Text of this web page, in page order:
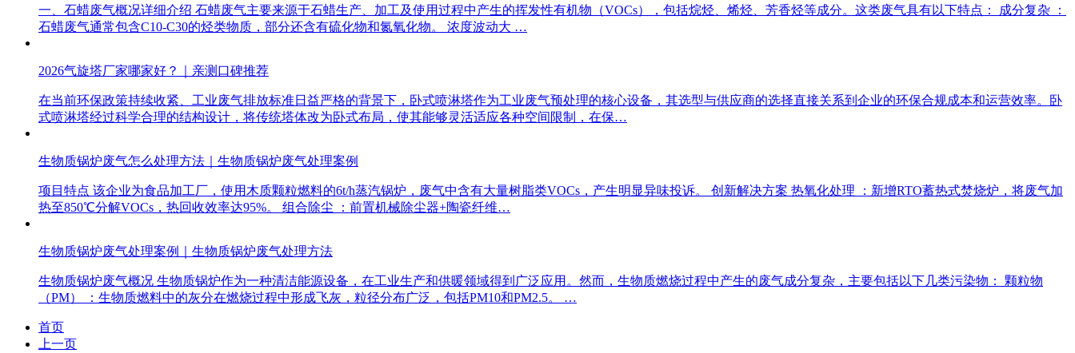
一、石蜡废气概况详细介绍 石蜡废气主要来源于石蜡生产、加工及使用过程中产生的挥发性有机物（VOCs），包括烷烃、烯烃、芳香烃等成分。这类废气具有以下特点： 成分复杂 ：
石蜡废气通常包含C10-C30的烃类物质，部分还含有硫化物和氮氧化物。 浓度波动大 …
2026气旋塔厂家哪家好？｜亲测口碑推荐
在当前环保政策持续收紧、工业废气排放标准日益严格的背景下，卧式喷淋塔作为工业废气预处理的核心设备，其选型与供应商的选择直接关系到企业的环保合规成本和运营效率。卧
式喷淋塔经过科学合理的结构设计，将传统塔体改为卧式布局，使其能够灵活适应各种空间限制，在保…
生物质锅炉废气怎么处理方法｜生物质锅炉废气处理案例
项目特点 该企业为食品加工厂，使用木质颗粒燃料的6t/h蒸汽锅炉，废气中含有大量树脂类VOCs，产生明显异味投诉。 创新解决方案 热氧化处理 ：新增RTO蓄热式焚烧炉，将废气加
热至850℃分解VOCs，热回收效率达95%。 组合除尘 ：前置机械除尘器+陶瓷纤维…
生物质锅炉废气处理案例｜生物质锅炉废气处理方法
生物质锅炉废气概况 生物质锅炉作为一种清洁能源设备，在工业生产和供暖领域得到广泛应用。然而，生物质燃烧过程中产生的废气成分复杂，主要包括以下几类污染物： 颗粒物
（PM） ：生物质燃料中的灰分在燃烧过程中形成飞灰，粒径分布广泛，包括PM10和PM2.5。 …
首页
上一页